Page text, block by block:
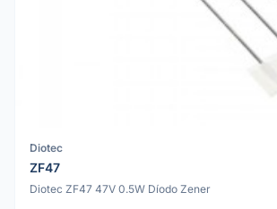
Diotec
ZF47
Diotec ZF47 47V 0.5W Díodo Zener